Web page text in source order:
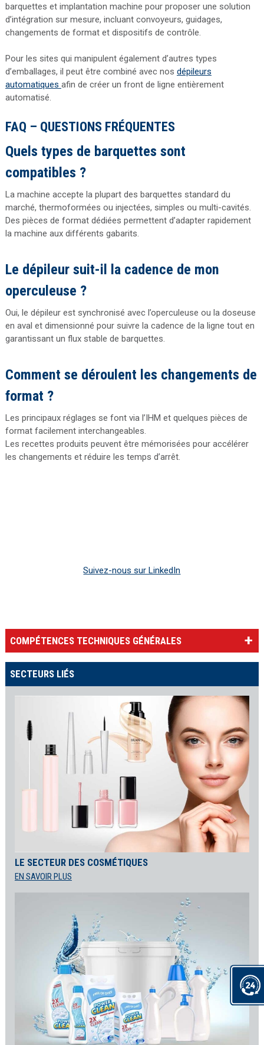
barquettes et implantation machine pour proposer une solution
d’intégration sur mesure, incluant convoyeurs, guidages,
changements de format et dispositifs de contrôle.
Pour les sites qui manipulent également d’autres types
d’emballages, il peut être combiné avec nos dépileurs
automatiques afin de créer un front de ligne entièrement
automatisé.
FAQ – QUESTIONS FRÉQUENTES
Quels types de barquettes sont
compatibles ?
La machine accepte la plupart des barquettes standard du
marché, thermoformées ou injectées, simples ou multi-cavités.
Des pièces de format dédiées permettent d’adapter rapidement
la machine aux différents gabarits.
Le dépileur suit-il la cadence de mon
operculeuse ?
Oui, le dépileur est synchronisé avec l’operculeuse ou la doseuse
en aval et dimensionné pour suivre la cadence de la ligne tout en
garantissant un flux stable de barquettes.
Comment se déroulent les changements de
format ?
Les principaux réglages se font via l’IHM et quelques pièces de
format facilement interchangeables.
Les recettes produits peuvent être mémorisées pour accélérer
les changements et réduire les temps d’arrêt.
Suivez-nous sur LinkedIn
COMPÉTENCES TECHNIQUES GÉNÉRALES
SECTEURS LIÉS
LE SECTEUR DES COSMÉTIQUES
EN SAVOIR PLUS